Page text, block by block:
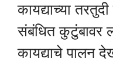
कायद्याच्या
संबंधित कुटुंबावर
कायद्याचे पालन